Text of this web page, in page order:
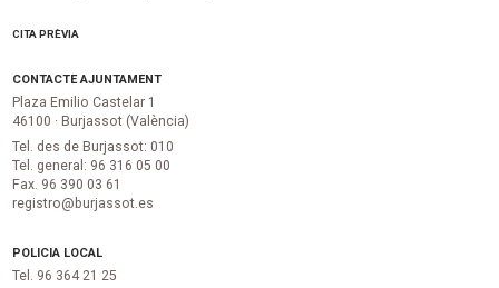
CITA PRÈVIA
CONTACTE AJUNTAMENT
Plaza Emilio Castelar 1
46100 · Burjassot (València)
Tel. des de Burjassot: 010
Tel. general: 96 316 05 00
Fax. 96 390 03 61
registro@burjassot.es
POLICIA LOCAL
Tel. 96 364 21 25